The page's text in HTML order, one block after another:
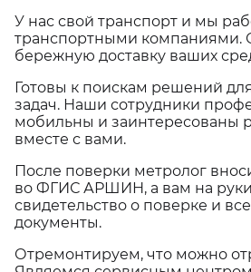
У нас свой транспорт и мы
транспортными компаниями.
бережную доставку ваших
Готовы к поискам решений
задач. Наши сотрудники
мобильны и заинтересованы
вместе с вами.
После поверки метролог
во ФГИС АРШИН, а вам на руки
свидетельство о поверке и
документы.
Отремонтируем, что можно